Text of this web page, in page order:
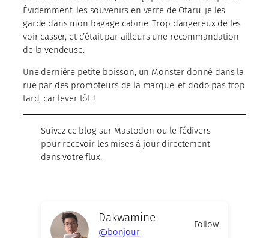
Évidemment, les souvenirs en verre de Otaru, je les
garde dans mon bagage cabine. Trop dangereux de les
voir casser, et c’était par ailleurs une recommandation
de la vendeuse.
Une dernière petite boisson, un Monster donné dans la
rue par des promoteurs de la marque, et dodo pas trop
tard, car lever tôt !
Suivez ce blog sur Mastodon ou le fédivers
pour recevoir les mises à jour directement
dans votre flux.
Dakwamine
@bonjour
Follow